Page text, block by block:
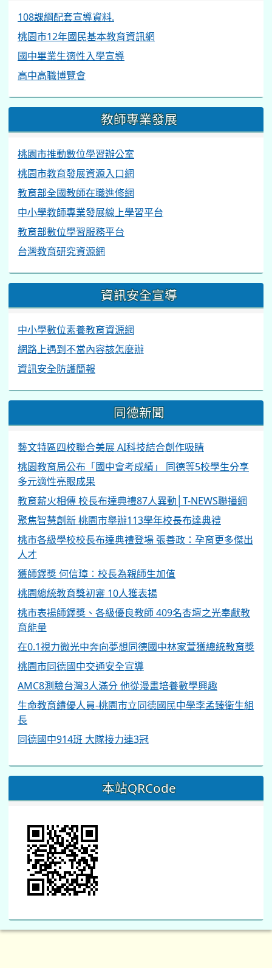
108課綱配套宣導資料.
桃園市12年國民基本教育資訊網
國中畢業生適性入學宣導
高中高職博覽會
教師專業發展
桃園市推動數位學習辦公室
桃園市教育發展資源入口網
教育部全國教師在職進修網
中小學教師專業發展線上學習平台
教育部數位學習服務平台
台灣教育研究資源網
資訊安全宣導
中小學數位素養教育資源網
網路上遇到不當內容該怎麼辦
資訊安全防護簡報
同德新聞
藝文特區四校聯合美展 AI科技結合創作吸睛
桃園教育局公布「國中會考成績」 同德等5校學生分享
多元適性亮眼成果
教育薪火相傳 校長布達典禮87人異動│T-NEWS聯播網
聚焦智慧創新 桃園市舉辦113學年校長布達典禮
桃市各級學校校長布達典禮登場 張善政：孕育更多傑出
人才
獲師鐸獎 何信璋︰校長為親師生加值
桃園總統教育獎初審 10人獲表揚
桃市表揚師鐸獎、各級優良教師 409名杏壇之光奉獻教
育能量
在0.1視力微光中奔向夢想同德國中林家萱獲總統教育獎
桃園市同德國中交通安全宣導
AMC8測驗台灣3人滿分 他從漫畫培養數學興趣
生命教育績優人員-桃園市立同德國民中學李孟臻衛生組
長
同德國中914班 大隊接力連3冠
本站QRCode